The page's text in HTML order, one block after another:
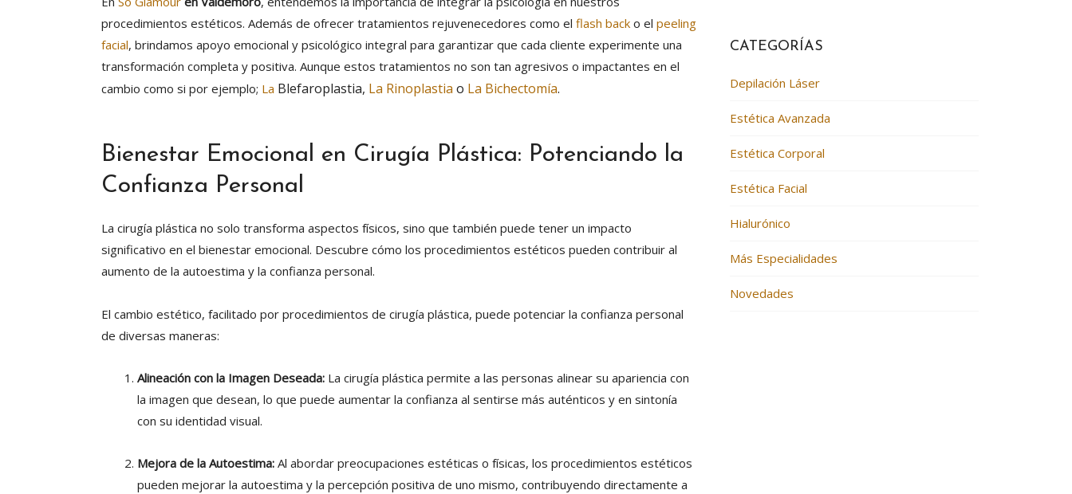
procedimientos estéticos. Además de ofrecer tratamientos rejuvenecedores como el flash back o el peeling
facial, brindamos apoyo emocional y psicológico integral para garantizar que cada cliente experimente una
transformación completa y positiva. Aunque estos tratamientos no son tan agresivos o impactantes en el
cambio como si por ejemplo; La Blefaroplastia, La Rinoplastia o La Bichectomía.
Bienestar Emocional en Cirugía Plástica: Potenciando la
Confianza Personal
La cirugía plástica no solo transforma aspectos físicos, sino que también puede tener un impacto
significativo en el bienestar emocional. Descubre cómo los procedimientos estéticos pueden contribuir al
aumento de la autoestima y la confianza personal.
El cambio estético, facilitado por procedimientos de cirugía plástica, puede potenciar la confianza personal
de diversas maneras:
Alineación con la Imagen Deseada: La cirugía plástica permite a las personas alinear su apariencia con
la imagen que desean, lo que puede aumentar la confianza al sentirse más auténticos y en sintonía
con su identidad visual.
Mejora de la Autoestima: Al abordar preocupaciones estéticas o físicas, los procedimientos estéticos
pueden mejorar la autoestima y la percepción positiva de uno mismo, contribuyendo directamente a
CATEGORÍAS
Depilación Láser
Estética Avanzada
Estética Corporal
Estética Facial
Hialurónico
Más Especialidades
Novedades